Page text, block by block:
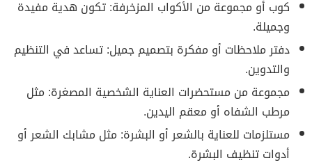
كوب أو مجموعة من الأكواب المزخرفة: تكون هدية مفيدة
وجميلة.
دفتر ملاحظات أو مفكرة بتصميم جميل: تساعد في التنظيم
والتدوين.
مجموعة من مستحضرات العناية الشخصية المصغرة: مثل
مرطب الشفاه أو معقم اليدين.
مستلزمات للعناية بالشعر أو البشرة: مثل مشابك الشعر أو
أدوات تنظيف البشرة.